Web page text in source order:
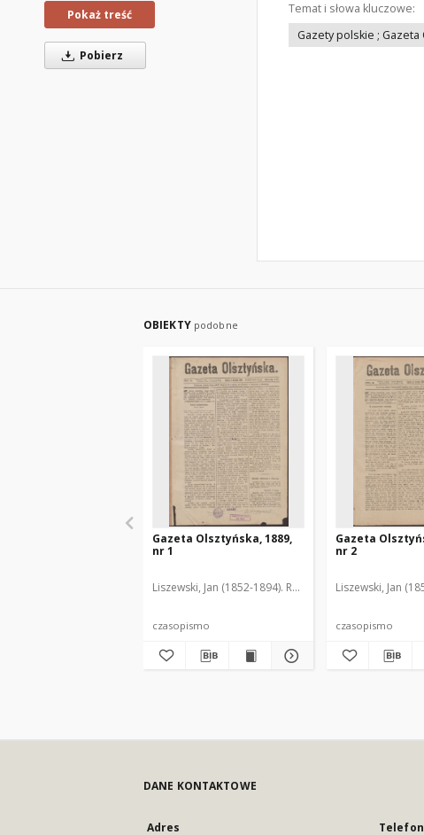
Pokaż treść
Pobierz
Temat i słowa kluczowe:
Gazety polskie ; Gazeta
OBIEKTY podobne
Gazeta Olsztyńska, 1889,
nr 1
Liszewski, Jan (1852-1894). Red.
czasopismo
Gazeta
nr 2
Liszewski, Jan
czasopismo
DANE KONTAKTOWE
Adres Telefon